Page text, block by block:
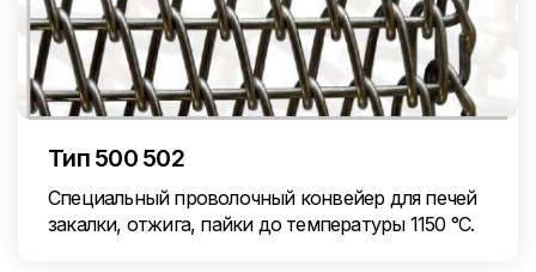
Тип 500 502
Специальный проволочный конвейер для печей
закалки, отжига, пайки до температуры 1150 °C.